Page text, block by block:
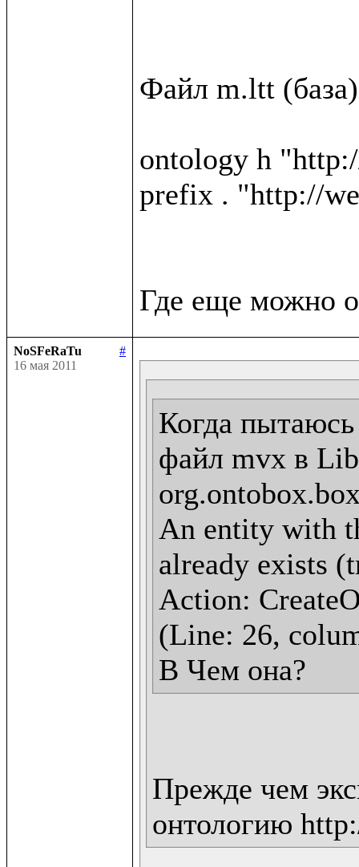
Файл m.ltt (база)
ontology h
prefix . "http://
NoSFeRaTu
#
16 мая 2011
Когда пытаюсь
файл mvx в
An entity with
already exists
Action:
(Line: 26,
В Чем она?
Прежде чем
онтологию